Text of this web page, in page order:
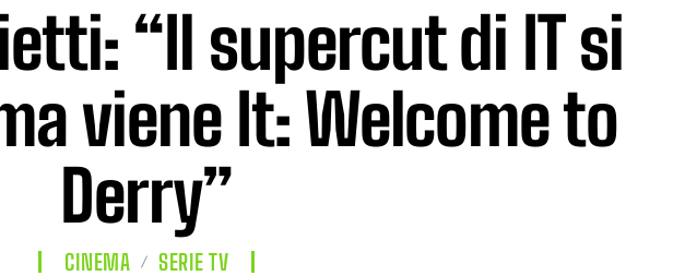
“Il supercut di IT si
viene It: Welcome to
Derry”
CINEMA SERIE TV